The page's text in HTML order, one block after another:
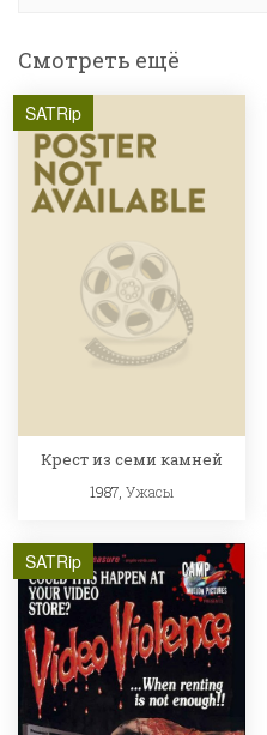
Смотреть ещё
SATRip
Крест из семи камней
1987, Ужасы
SATRip